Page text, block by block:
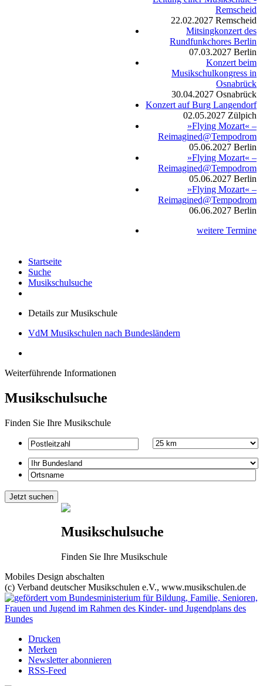
Remscheid
22.02.2027 Remscheid
Mitsingkonzert des
Rundfunkchores Berlin
07.03.2027 Berlin
Konzert beim
Musikschulkongress in
Osnabrück
30.04.2027 Osnabrück
Konzert auf Burg Langendorf
02.05.2027 Zülpich
»Flying Mozart« –
Reimagined@Tempodrom
05.06.2027 Berlin
»Flying Mozart« –
Reimagined@Tempodrom
05.06.2027 Berlin
»Flying Mozart« –
Reimagined@Tempodrom
06.06.2027 Berlin
weitere Termine
Startseite
Suche
Musikschulsuche
Details zur Musikschule
VdM Musikschulen nach Bundesländern
Weiterführende Informationen
Musikschulsuche
Finden Sie Ihre Musikschule
Musikschulsuche
Finden Sie Ihre Musikschule
Mobiles Design abschalten
(c) Verband deutscher Musikschulen e.V., www.musikschulen.de
Drucken
Merken
Newsletter abonnieren
RSS-Feed